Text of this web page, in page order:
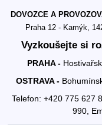
DOVOZCE A
Praha 12 - Kamýk,
Vyzkoušejte si
PRAHA -
OSTRAVA -
Telefon: +420 775 627
990,